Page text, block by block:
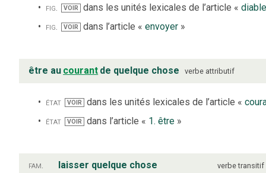
fig. VOIR dans les unités lexicales de l’article « diable
fig.
VOIR dans l’article « envoyer»
être au courant de quelque chose verbe attributif
état VOIR dans les unités lexicales de l’article «
état
VOIR dans l’article « 1. être»
fam.
laisser quelque chose
verbe transitif